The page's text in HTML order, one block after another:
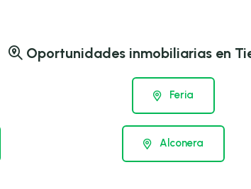
Oportunidades inmobiliarias en
Feria
Alconera